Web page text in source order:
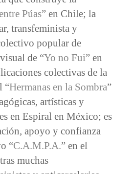
Púas” en Chile; la
transfeminista y
popular de
de “Yo no Fui” en
colectivas de la
“Hermanas en la Sombra”
artísticas y
en Espiral en México; es
apoyo y confianza
“C.A.M.P.A.” en el
muchas